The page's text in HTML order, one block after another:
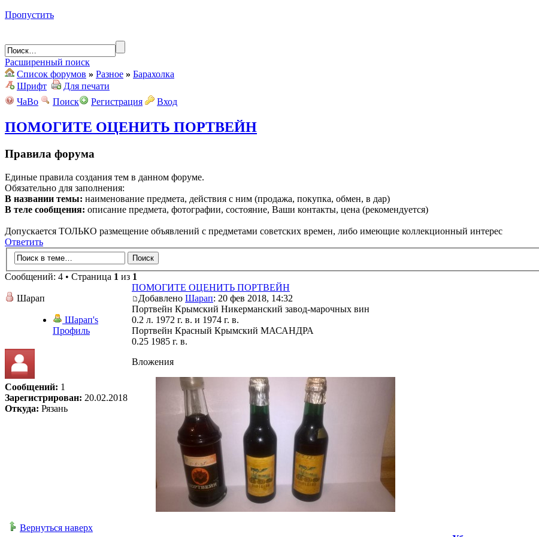
Пропустить
Расширенный поиск
Список форумов » Разное » Барахолка
Шрифт
Для печати
ЧаВо
Поиск Регистрация Вход
ПОМОГИТЕ ОЦЕНИТЬ ПОРТВЕЙН
Правила форума
Единые правила создания тем в данном форуме.
Обязательно для заполнения:
В названии темы: наименование предмета, действия с ним (продажа, покупка, обмен, в дар)
В теле сообщения: описание предмета, фотографии, состояние, Ваши контакты, цена (рекомендуется)
Допускается ТОЛЬКО размещение объявлений с предметами советских времен, либо имеющие коллекционный интерес
Ответить
Сообщений: 4 • Страница 1 из 1
Шарап
Шарап's
Профиль
Сообщений: 1
Зарегистрирован: 20.02.2018
Откуда: Рязань
ПОМОГИТЕ ОЦЕНИТЬ ПОРТВЕЙН
Добавлено Шарап: 20 фев 2018, 14:32
Портвейн Крымский Никерманский завод-марочных вин
0.2 л. 1972 г. в. и 1974 г. в.
Портвейн Красный Крымский МАСАНДРА
0.25 1985 г. в.
Вложения
Вернуться наверх